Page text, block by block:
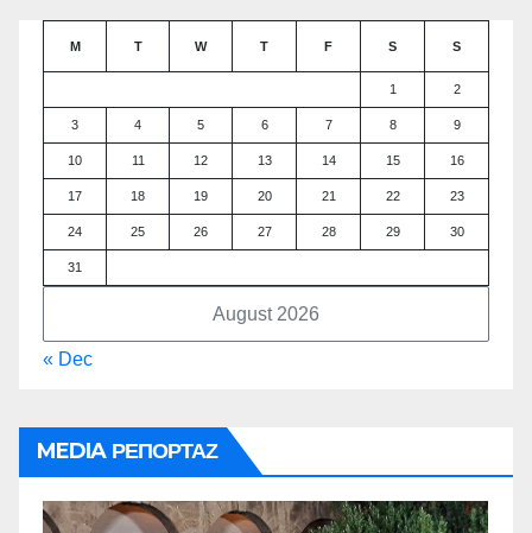
August 2026
M T W T F S S
1 2
3 4 5 6 7 8 9
10 11 12 13 14 15 16
17 18 19 20 21 22 23
24 25 26 27 28 29 30
31
« Dec
MEDIA ΡΕΠΟΡΤΑΖ